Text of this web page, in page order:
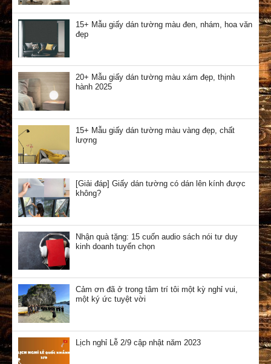
15+ Mẫu giấy dán tường màu đen, nhám, hoa văn
đẹp
20+ Mẫu giấy dán tường màu xám đẹp, thịnh
hành 2025
15+ Mẫu giấy dán tường màu vàng đẹp, chất
lượng
[Giải đáp] Giấy dán tường có dán lên kính được
không?
Nhận quà tặng: 15 cuốn audio sách nói tư duy
kinh doanh tuyển chọn
Cảm ơn đã ở trong tâm trí tôi một kỳ nghỉ vui,
một ký ức tuyệt vời
Lịch nghỉ Lễ 2/9 cập nhật năm 2023